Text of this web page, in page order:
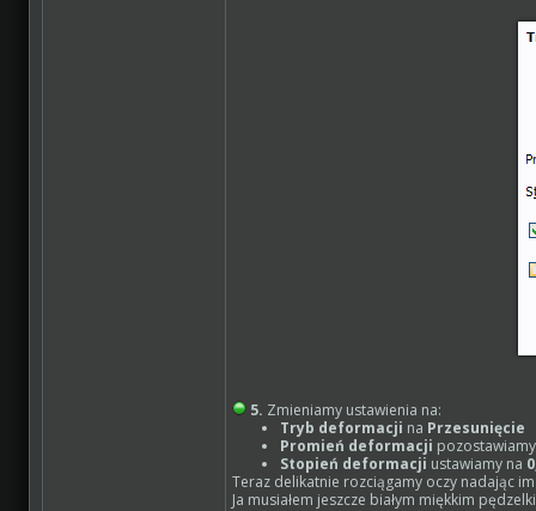
5. Zmieniamy ustawienia na:
Tryb deformacji na Przesunięcie
Promień deformacji
Stopień deformacji ustawiamy na
Teraz delikatnie rozciągamy oczy nadając
Ja musiałem jeszcze białym miękkim